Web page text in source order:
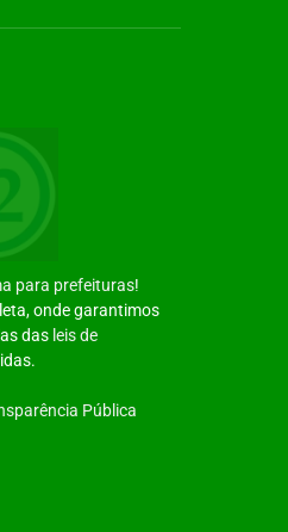
para prefeituras!
onde garantimos
das leis de
Pública